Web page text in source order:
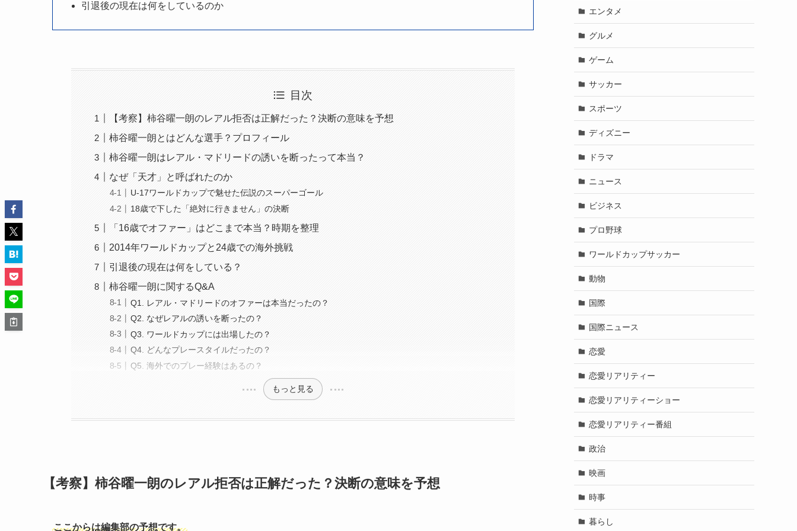
引退後の現在は何をしているのか
目次
【考察】柿谷曜一朗のレアル拒否は正解だった？決断の意味を予想
柿谷曜一朗とはどんな選手？プロフィール
柿谷曜一朗はレアル・マドリードの誘いを断ったって本当？
なぜ「天才」と呼ばれたのか
U-17ワールドカップで魅せた伝説のスーパーゴール
18歳で下した「絶対に行きません」の決断
「16歳でオファー」はどこまで本当？時期を整理
2014年ワールドカップと24歳での海外挑戦
引退後の現在は何をしている？
柿谷曜一朗に関するQ&A
Q1. レアル・マドリードのオファーは本当だったの？
Q2. なぜレアルの誘いを断ったの？
Q3. ワールドカップには出場したの？
Q4. どんなプレースタイルだったの？
Q5. 海外でのプレー経験はあるの？
もっと見る
【考察】柿谷曜一朗のレアル拒否は正解だった？決断の意味を予想
ここからは編集部の予想です。
エンタメ
グルメ
ゲーム
サッカー
スポーツ
ディズニー
ドラマ
ニュース
ビジネス
プロ野球
ワールドカップサッカー
動物
国際
国際ニュース
恋愛
恋愛リアリティー
恋愛リアリティーショー
恋愛リアリティー番組
政治
映画
時事
暮らし